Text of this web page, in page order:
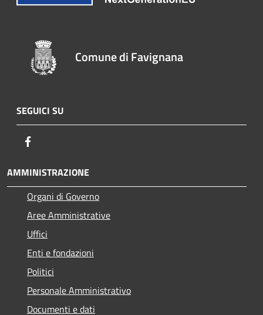
Comune di Favignana
SEGUICI SU
AMMINISTRAZIONE
Organi di Governo
Aree Amministrative
Uffici
Enti e fondazioni
Politici
Personale Amministrativo
Documenti e dati